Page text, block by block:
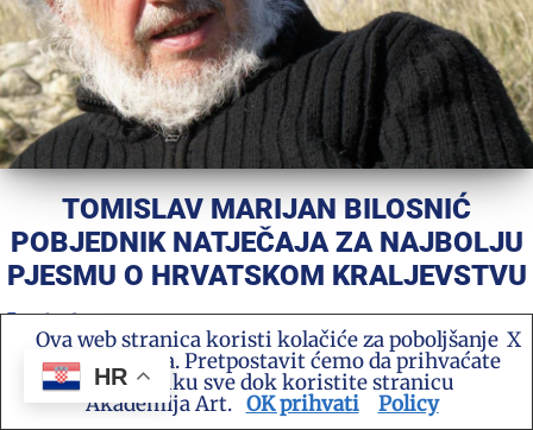
TOMISLAV MARIJAN BILOSNIĆ
POBJEDNIK NATJEČAJA ZA NAJBOLJU
PJESMU O HRVATSKOM KRALJEVSTVU
Akademija Art
BRAVO,POEZIJA,SCENA,TOMISLAV MARIJAN BILOSNIĆ
22/12/2025
Pjesnik Tomislav Marijan Bilosnić pobjednik je
HR
Ova web stranica koristi kolačiće za poboljšanje
vašeg iskustva. Pretpostavit ćemo da prihvaćate
ovu politiku sve dok koristite stranicu
Akademija Art.
X
OK prihvati Policy